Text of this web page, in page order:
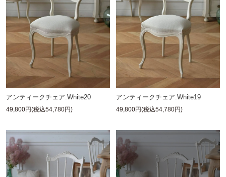
アンティークチェア.White20
49,800円(税込54,780円)
アンティークチェア.White19
49,800円(税込54,780円)